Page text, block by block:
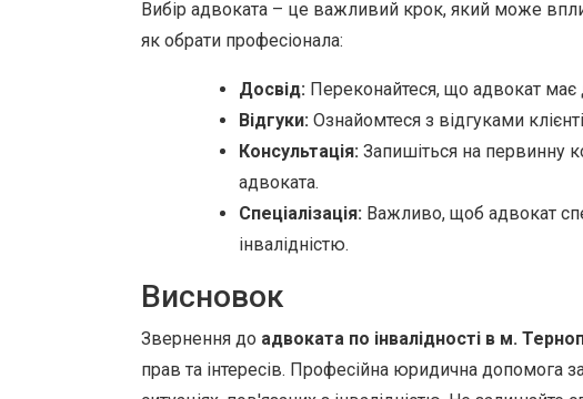
Вибір адвоката – це важливий крок, який може
як обрати професіонала:
Досвід: Переконайтеся, що адвокат має
Відгуки: Ознайомтеся з відгуками
Консультація: Запишіться на первинну
адвоката.
Спеціалізація: Важливо, щоб адвокат
інвалідністю.
Висновок
Звернення до адвоката по інвалідності в м.
прав та інтересів. Професійна юридична допомога